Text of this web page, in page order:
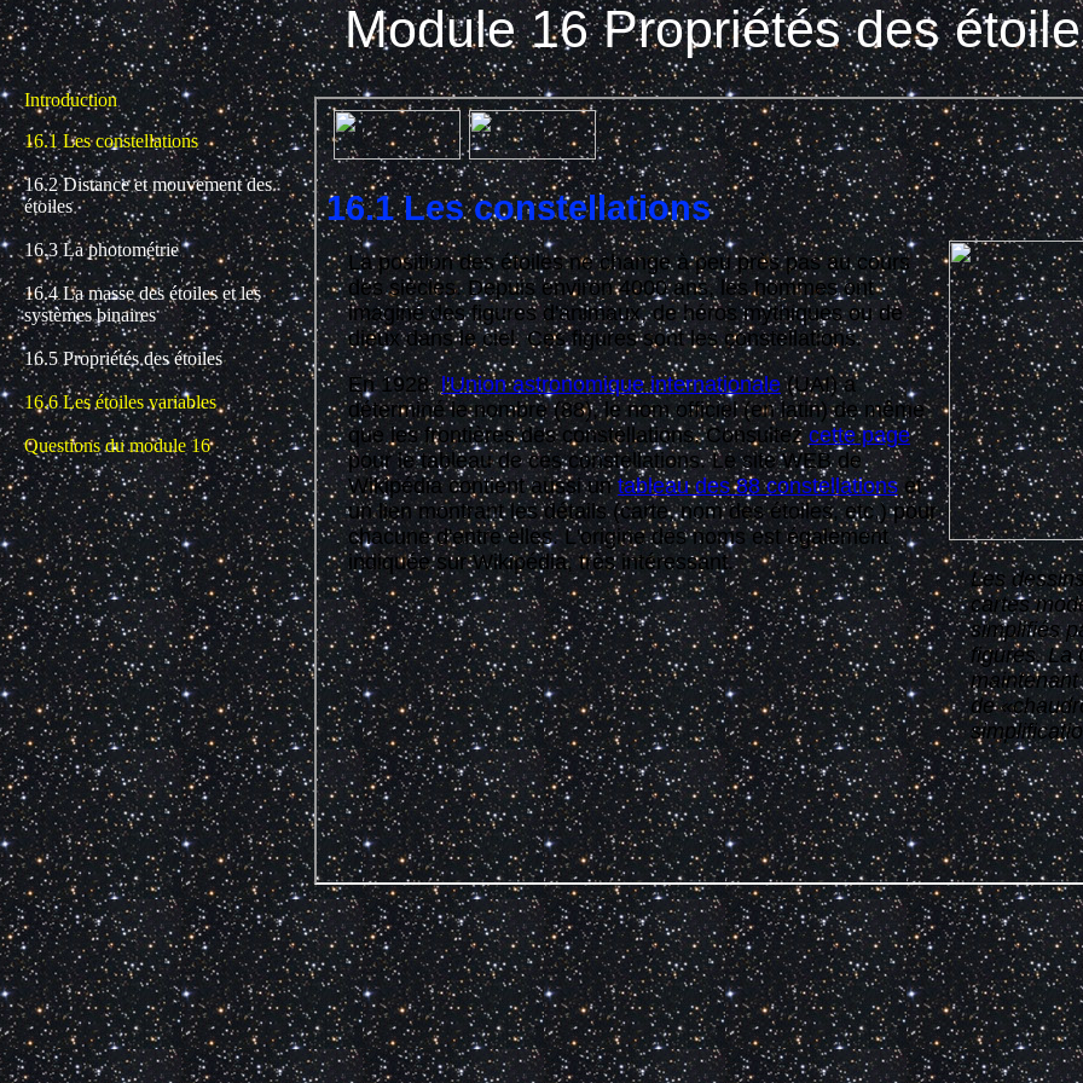
Module 16 Propriétés des
Introduction
16.1 Les constellations
16.2 Distance et mouvement des
étoiles
16.3 La photométrie
16.4 La masse des étoiles et les
systèmes binaires
16.5 Propriétés des étoiles
16.6 Les étoiles variables
Questions du module 16